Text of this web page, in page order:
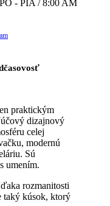
PO - PIA / 8:00 AM
praktickým
dizajnový
celej
modernú
Sú
umením.
rozmanitosti
taký kúsok, ktorý